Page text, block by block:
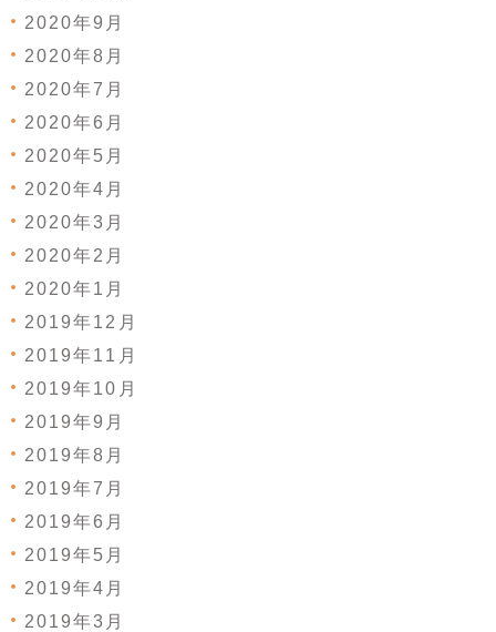
2020年9月
2020年8月
2020年7月
2020年6月
2020年5月
2020年4月
2020年3月
2020年2月
2020年1月
2019年12月
2019年11月
2019年10月
2019年9月
2019年8月
2019年7月
2019年6月
2019年5月
2019年4月
2019年3月